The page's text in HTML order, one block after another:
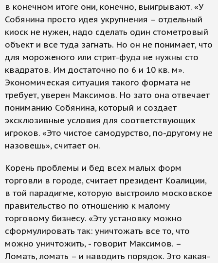
в конечном итоге они, конечно, выигрывают. «У
Собянина просто идея укрупнения – отдельный
киоск не нужен, надо сделать один стометровый
объект и все туда загнать. Но он не понимает, что
для мороженого или стрит-фуда не нужны сто
квадратов. Им достаточно по 6 и 10 кв. м».
Экономическая ситуация такого формата не
требует, уверен Максимов. Но зато она отвечает
пониманию Собянина, который и создает
эксклюзивные условия для соответствующих
игроков. «Это чистое самодурство, по-другому не
назовешь», считает он.
Корень проблемы и бед всех малых форм
торговли в городе, считает президент Коалиции,
в той парадигме, которую выстроило московское
правительство по отношению к малому
торговому бизнесу. «Эту установку можно
сформулировать так: уничтожать все то, что
можно уничтожить, - говорит Максимов. –
Ломать, ломать – и наводить порядок. Это какая-